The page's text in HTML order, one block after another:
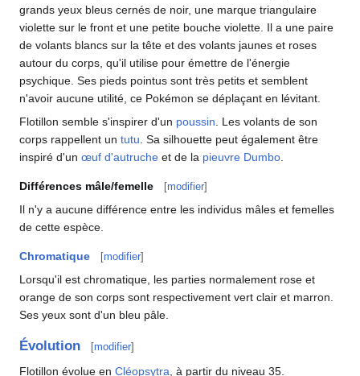
grands yeux bleus cernés de noir, une marque triangulaire
violette sur le front et une petite bouche violette. Il a une paire
de volants blancs sur la tête et des volants jaunes et roses
autour du corps, qu'il utilise pour émettre de l'énergie
psychique. Ses pieds pointus sont très petits et semblent
n'avoir aucune utilité, ce Pokémon se déplaçant en lévitant.
Flotillon semble s'inspirer d'un poussin . Les volants de son
corps rappellent un tutu . Sa silhouette peut également être
inspiré d'un œuf d'autruche et de la pieuvre Dumbo
Différences mâle/femelle [modifier]
Il n'y a aucune différence entre les individus mâles et femelles
de cette espèce.
Chromatique [modifier]
Lorsqu'il est chromatique, les parties normalement rose et
orange de son corps sont respectivement vert clair et marron.
Ses yeux sont d'un bleu pâle.
Évolution [modifier]
Flotillon évolue en Cléopsytra , à partir du niveau 35.